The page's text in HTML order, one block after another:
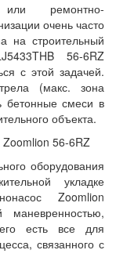
ремонтно-
очень часто
на строительный
56-6RZ
с этой задачей.
(макс. зона
бетонные смеси в
объекта.
Zoomlion 56-6RZ
оборудования
укладке
Zoomlion
маневренностью,
есть все для
связанного с